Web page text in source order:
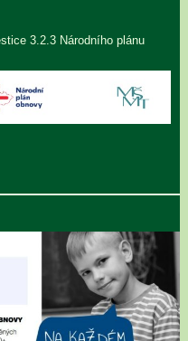
3.2.3 Národního plánu